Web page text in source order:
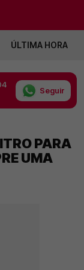
ÚLTIMA HORA
Seguir
PARA
UMA